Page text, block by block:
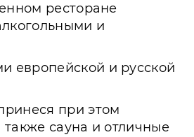
ресторане
и
европейской и русской
при этом
сауна и отличные